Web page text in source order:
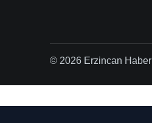
© 2026 Erzincan Haber